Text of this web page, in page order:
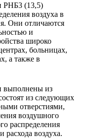
РНБ3 (13,5)
воздуха в
Они отличаются
и
широко
больницах,
а также в
выполнены из
из следующих
отверстиями,
воздушного
распределения
расхода воздуха.